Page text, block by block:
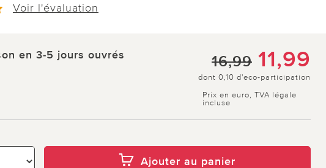
Voir l'évaluation
en 3-5 jours ouvrés 16,99 11,99
dont 0,10 d'eco-participation
Prix en euro, TVA légale
incluse
Ajouter au panier